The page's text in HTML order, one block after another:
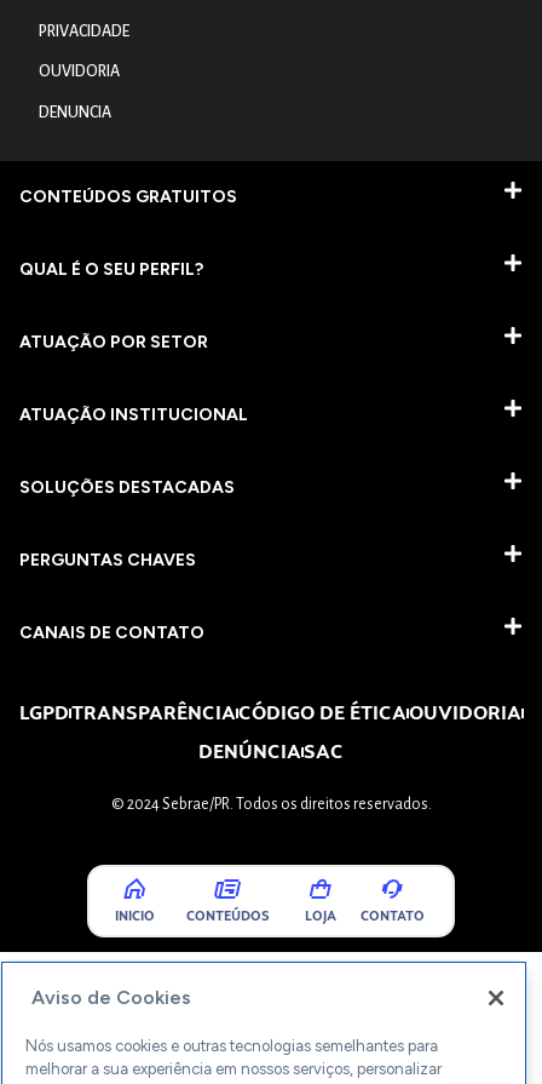
PRIVACIDADE
OUVIDORIA
DENUNCIA
CONTEÚDOS GRATUITOS
QUAL É O SEU PERFIL?
ATUAÇÃO POR SETOR
ATUAÇÃO INSTITUCIONAL
SOLUÇÕES DESTACADAS
PERGUNTAS CHAVES​
CANAIS DE CONTATO
LGPDTRANSPARÊNCIACÓDIGO DE ÉTICAOUVIDORIA
DENÚNCIASAC
© 2024 Sebrae/PR. Todos os direitos reservados.
INICIO CONTEÚDOS LOJA CONTATO
Aviso de Cookies
Nós usamos cookies e outras tecnologias semelhantes para
melhorar a sua experiência em nossos serviços, personalizar